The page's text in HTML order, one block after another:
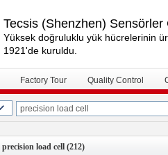
Tecsis (Shenzhen) Sensörler
Yüksek doğruluklu yük hücrelerinin
1921'de kuruldu.
Factory Tour Quality Control
precision load cell (212)